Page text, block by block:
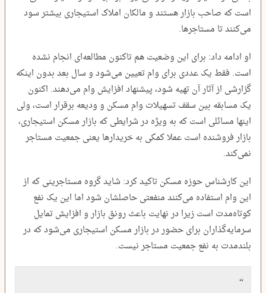
است که صاحب بازار هستند و مالکان املاک استیجاری بیشتر سود
می‌کنند تا مستاجرها.
او ادامه داد: برای این وضعیت هم تاکنون مطالعه‌ای انجام نشده
است. فقط یک عددی برای وام تعیین می‌شود و سال بعد بدون اینکه
گزارشی از آثار آن تهیه شود، پیشنهاد افزایش وام می‌دهند. اکنون
یک مسابقه بین سقف تسهیلات وام مسکن و ودیعه برقرار است، ولی
اینها مسائلی است که به ویژه در شرایطی که بازار مسکن استیجاری،
بازار فروشنده است عملا کمکی به خریدارها یعنی جمعیت مستاجر
نمی‌کند.
این کارشناس حوزه مسکن تاکید کرد: شاید گروه مستاجرینی که از
این وام استفاده می‌کنند منفعتی حاصلشان شود اما این یک نفع
کوتاه‌مدت است زیرا در نهایت باعث رونق بازار و افزایش تمایل
سرمایه‌گذاران برای حضور در بازار مسکن استیجاری می‌شود که در
بلندمدت به نفع جمعیت مستاجر نیست.